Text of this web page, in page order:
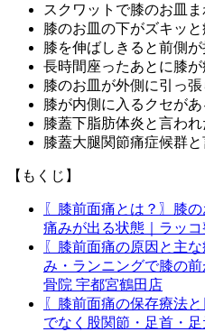
スクワットで膝のお皿
膝のお皿の下がズキッと
膝を伸ばしきると前側
長時間座ったあとに膝が
膝のお皿が外側に引っ
膝が内側に入るクセがあ
膝蓋下脂肪体炎と言わ
膝蓋大腿関節痛症候群
【もくじ】
〖膝前面痛とは？〗膝
痛みが出る状態｜ラッ
〖膝前面痛の原因と主
み・ランニングで膝の
骨院 宇都宮鶴田店
〖膝前面痛の保存療法
でなく股関節・足首・